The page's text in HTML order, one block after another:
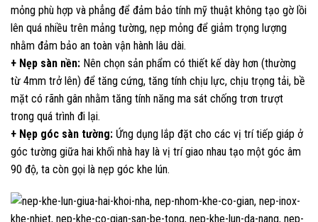
mỏng phù hợp và phẳng để đảm bảo tính mỹ thuật không tạo gờ lồi
lên quá nhiều trên mảng tường, nẹp mỏng để giảm trọng lượng
nhằm đảm bảo an toàn vận hành lâu dài.
+ Nẹp sàn nền: Nên chọn sản phẩm có thiết kế dày hơn (thường
từ 4mm trở lên) để tăng cứng, tăng tính chịu lực, chịu trọng tải, bề
mặt có rãnh gân nhằm tăng tính năng ma sát chống trơn trượt
trong quá trình đi lại.
+ Nẹp góc sàn tường: Ứng dụng lắp đặt cho các vị trí tiếp giáp ở
góc tường giữa hai khối nhà hay là vị trí giao nhau tạo một góc âm
90 độ, ta còn gọi là nẹp góc khe lún.